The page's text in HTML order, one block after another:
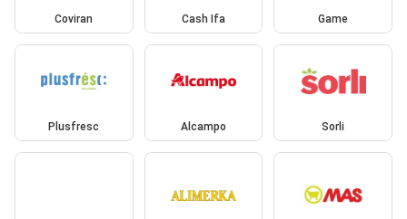
Coviran Cash Ifa Game
Plusfresc Alcampo Sorli